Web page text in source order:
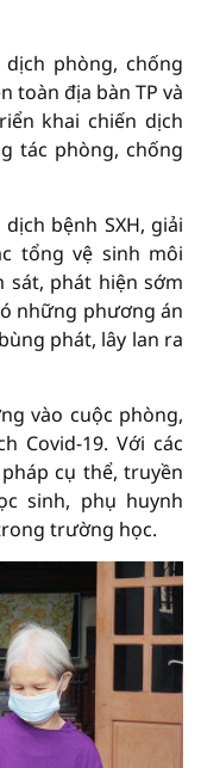
phòng, chống
toàn địa bàn TP và
khai chiến dịch
tác phòng, chống
bệnh SXH, giải
tổng vệ sinh môi
phát hiện sớm
những phương án
phát, lây lan ra
vào cuộc phòng,
Covid-19. Với các
cụ thể, truyền
sinh, phụ huynh
trường học.